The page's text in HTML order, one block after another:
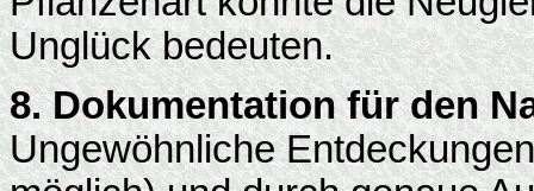
Unglück bedeuten.
8. Dokumentation für den
Ungewöhnliche